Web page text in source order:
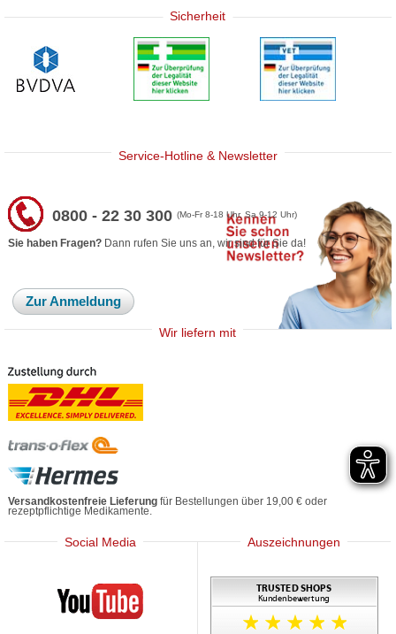
Sicherheit
Service-Hotline & Newsletter
0800 - 22 30 300(Mo-Fr 8-18 Uhr, Sa 9-12 Uhr)
Sie haben Fragen? Dann rufen Sie uns an, wir sind für Sie da!
Zur Anmeldung
Wir liefern mit
Versandkostenfreie Lieferung für Bestellungen über 19,00 € oder
rezeptpflichtige Medikamente.
Social Media
Mediherz
Auszeichnungen